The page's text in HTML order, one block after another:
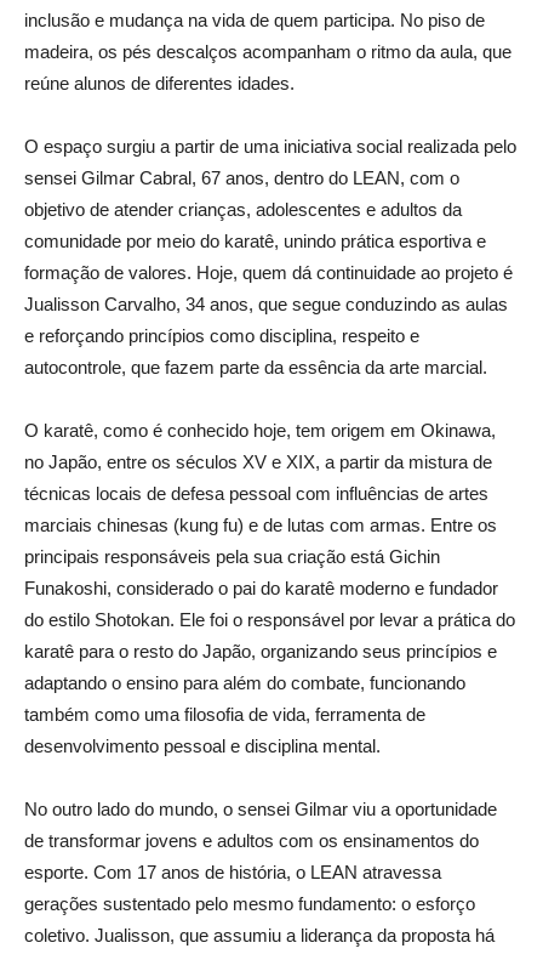
inclusão e mudança na vida de quem participa. No piso de
madeira, os pés descalços acompanham o ritmo da aula, que
reúne alunos de diferentes idades.
O espaço surgiu a partir de uma iniciativa social realizada pelo
sensei Gilmar Cabral, 67 anos, dentro do LEAN, com o
objetivo de atender crianças, adolescentes e adultos da
comunidade por meio do karatê, unindo prática esportiva e
formação de valores. Hoje, quem dá continuidade ao projeto é
Jualisson Carvalho, 34 anos, que segue conduzindo as aulas
e reforçando princípios como disciplina, respeito e
autocontrole, que fazem parte da essência da arte marcial.
O karatê, como é conhecido hoje, tem origem em Okinawa,
no Japão, entre os séculos XV e XIX, a partir da mistura de
técnicas locais de defesa pessoal com influências de artes
marciais chinesas (kung fu) e de lutas com armas. Entre os
principais responsáveis pela sua criação está Gichin
Funakoshi, considerado o pai do karatê moderno e fundador
do estilo Shotokan. Ele foi o responsável por levar a prática do
karatê para o resto do Japão, organizando seus princípios e
adaptando o ensino para além do combate, funcionando
também como uma filosofia de vida, ferramenta de
desenvolvimento pessoal e disciplina mental.
No outro lado do mundo, o sensei Gilmar viu a oportunidade
de transformar jovens e adultos com os ensinamentos do
esporte. Com 17 anos de história, o LEAN atravessa
gerações sustentado pelo mesmo fundamento: o esforço
coletivo. Jualisson, que assumiu a liderança da proposta há